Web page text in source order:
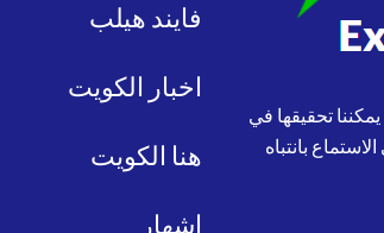
تحقيقها في
بانتباه
فايند هيلب
اخبار الكويت
هنا الكويت
اشهار